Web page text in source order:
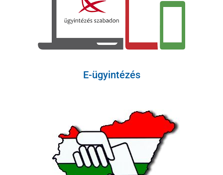
E-ügyintézés